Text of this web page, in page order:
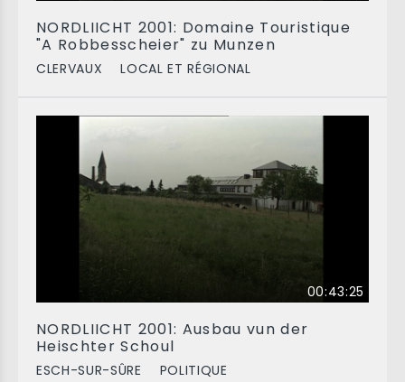
NORDLIICHT 2001: Domaine Touristique
"A Robbesscheier" zu Munzen
CLERVAUX LOCAL ET RÉGIONAL
00:43:25
NORDLIICHT 2001: Ausbau vun der
Heischter Schoul
ESCH-SUR-SÛRE POLITIQUE